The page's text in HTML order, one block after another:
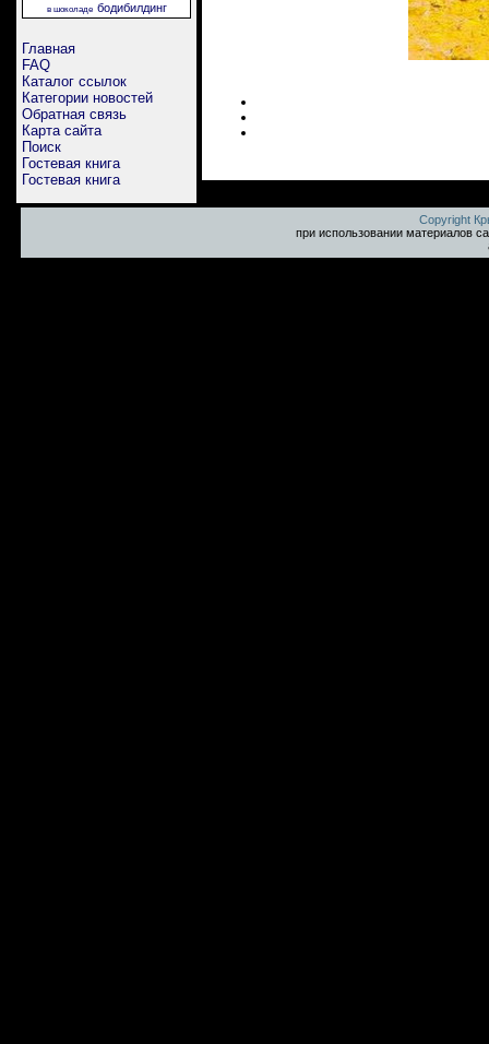
в шоколаде бодибилдинг
Главная
FAQ
Каталог ссылок
Категории новостей
Обратная связь
Карта сайта
Поиск
Гостевая книга
Гостевая книга
Copyright
при использовании материалов